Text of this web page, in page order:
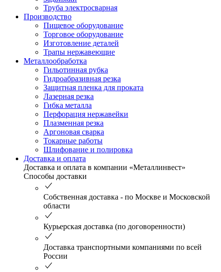
Труба электросварная
Производство
Пищевое оборудование
Торговое оборудование
Изготовление деталей
Трапы нержавеющие
Металлообработка
Гильотинная рубка
Гидроабразивная резка
Защитная пленка для проката
Лазерная резка
Гибка металла
Перфорация нержавейки
Плазменная резка
Аргоновая сварка
Токарные работы
Шлифование и полировка
Доставка и оплата
Доставка и оплата в компании «Металлинвест»
Способы доставки
Собственная доставка - по Москве и Московской
области
Курьерская доставка (по договоренности)
Доставка транспортными компаниями по всей
России